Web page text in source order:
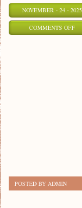
NOVEMBER - 24 - 2025
COMMENTS OFFON
POSTED BY ADMIN